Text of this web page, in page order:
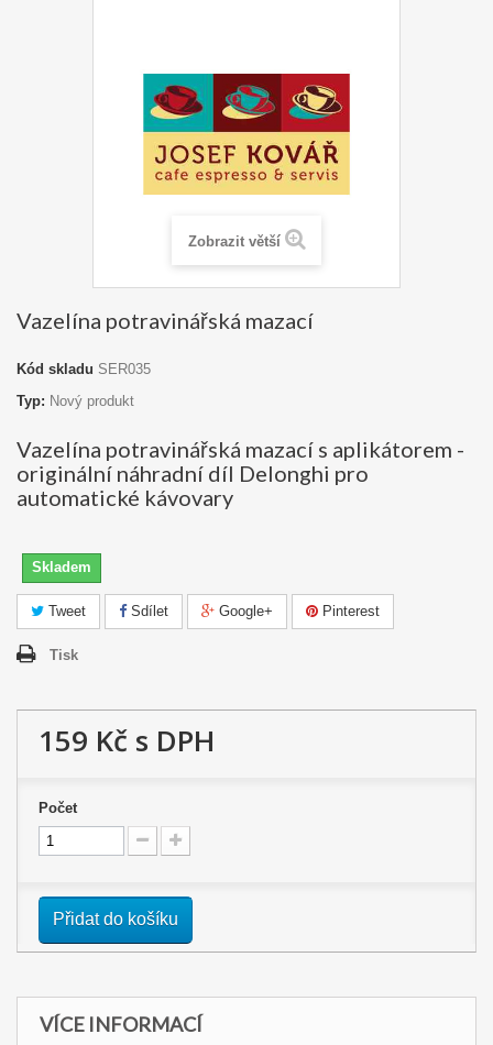
Zobrazit větší
Vazelína potravinářská mazací
Kód skladu SER035
Typ: Nový produkt
Vazelína potravinářská mazací s aplikátorem -
originální náhradní díl Delonghi pro
automatické kávovary
Skladem
Tweet Sdílet Google+ Pinterest
Tisk
159 Kč s DPH
Počet
Přidat do košíku
VÍCE INFORMACÍ